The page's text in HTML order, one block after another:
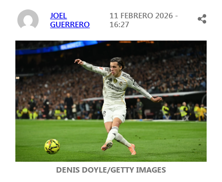
JOEL
GUERRERO
11 FEBRERO 2026 -
16:27
DENIS DOYLE/GETTY IMAGES